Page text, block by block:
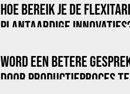
HOE BEREIK JE DE
PLANTAARDIGE
WORD EEN BETERE
DOOR PRODUCTIEPROCES